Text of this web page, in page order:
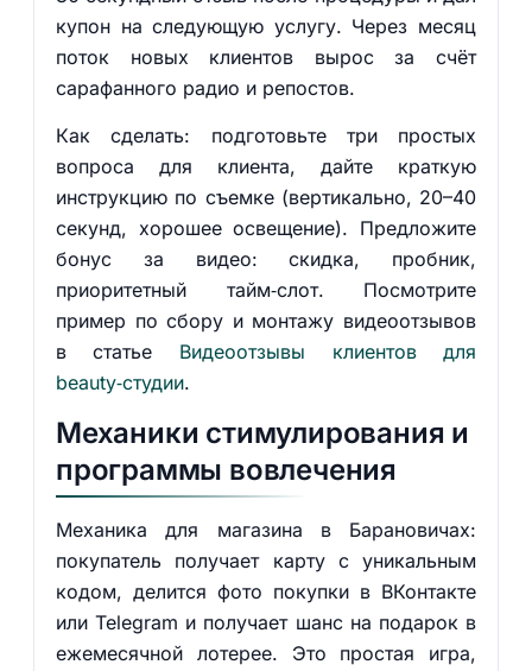
купон на следующую услугу. Через месяц
поток новых клиентов вырос за счёт
сарафанного радио и репостов.
Как сделать: подготовьте три простых
вопроса для клиента, дайте краткую
инструкцию по съемке (вертикально, 20–40
секунд, хорошее освещение). Предложите
бонус за видео: скидка, пробник,
приоритетный тайм‑слот. Посмотрите
пример по сбору и монтажу видеоотзывов
в статье Видеоотзывы клиентов для
beauty‑студии.
Механики стимулирования и
программы вовлечения
Механика для магазина в Барановичах:
покупатель получает карту с уникальным
кодом, делится фото покупки в ВКонтакте
или Telegram и получает шанс на подарок в
ежемесячной лотерее. Это простая игра,